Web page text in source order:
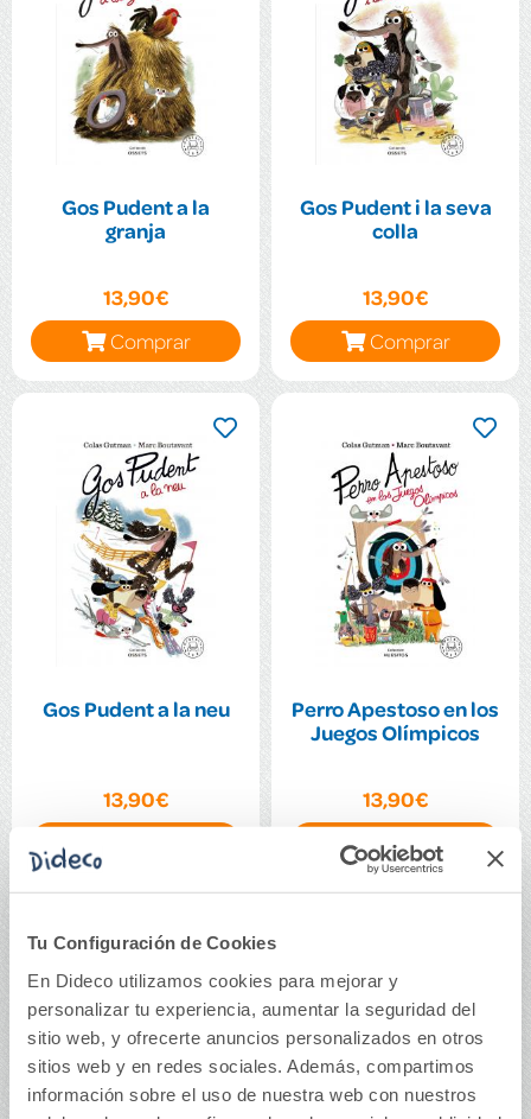
Tu Configuración de Cookies
En Dideco utilizamos cookies para mejorar y
personalizar tu experiencia, aumentar la seguridad del
sitio web, y ofrecerte anuncios personalizados en otros
sitios web y en redes sociales. Además, compartimos
información sobre el uso de nuestra web con nuestros
Gos Pudent a la
granja
13,90€
Comprar
Gos Pudent i la seva
colla
13,90€
Comprar
Gos Pudent a la neu
13,90€
Perro Apestoso en los
Juegos Olímpicos
13,90€
Comprar